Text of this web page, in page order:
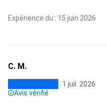
Expérience du : 15 juin 2026
C. M.
1 juil. 2026
Avis vérifié